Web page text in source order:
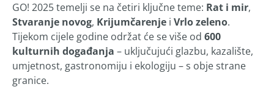
GO! 2025 temelji se na četiri ključne teme: Rat i mir,
Stvaranje novog, Krijumčarenje i Vrlo zeleno.
Tijekom cijele godine održat će se više od 600
kulturnih događanja – uključujući glazbu, kazalište,
umjetnost, gastronomiju i ekologiju – s obje strane
granice.